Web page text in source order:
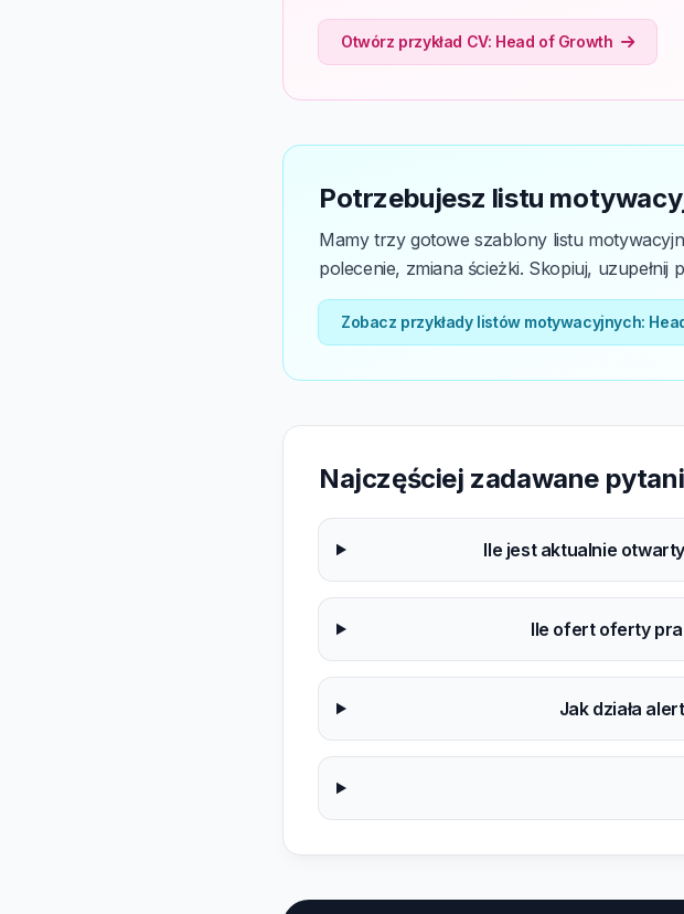
Otwórz przykład CV: Head of Growth
Potrzebujesz listu
Mamy trzy gotowe szablony listu
polecenie, zmiana ścieżki. Skopiuj, uzupełnij
Zobacz przykłady listów motywacyjnych:
Najczęściej zadawane
Ile jest aktualnie
Ile ofert oferty
Jak działa